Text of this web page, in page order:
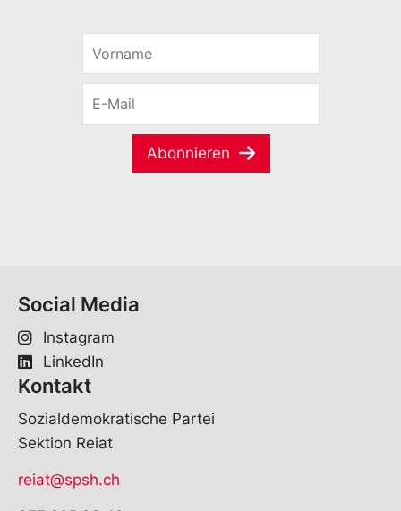
r
m
M
Abonnieren
Social Media
Instagram
LinkedIn
Kontakt
Sozialdemokratische Partei
Sektion Reiat
reiat@spsh.ch